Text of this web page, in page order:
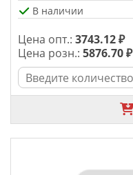
В наличии
Цена опт.: 3743.12 ₽
Цена розн.: 5876.70 ₽